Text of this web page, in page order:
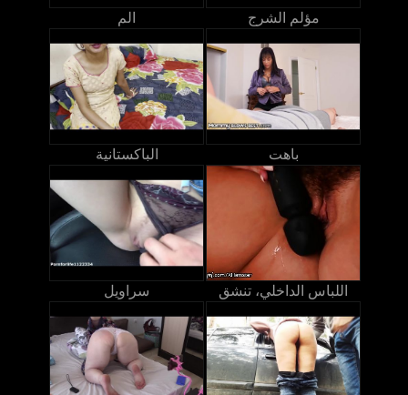
الم مؤلم الشرج
الباكستانية باهت
سراويل اللباس الداخلي، تنشق